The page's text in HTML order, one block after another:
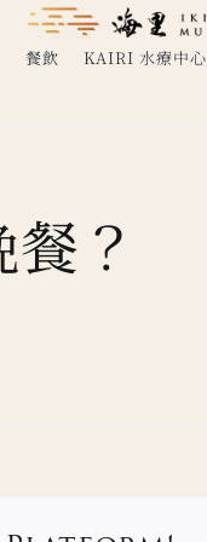
餐飲 KAIRI 水療中心
？